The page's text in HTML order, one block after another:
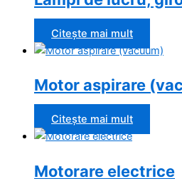
Citește mai mult
Motor aspirare
Citește mai mult
Motorare electrice